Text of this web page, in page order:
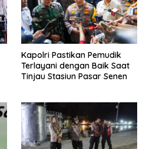
Kapolri Pastikan Pemudik
Terlayani dengan Baik Saat
Tinjau Stasiun Pasar Senen